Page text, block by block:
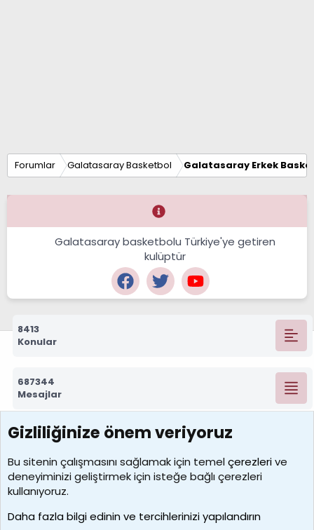
Forumlar Galatasaray Basketbol Galatasaray Erkek
Galatasaray basketbolu Türkiye'ye getiren
kulüptür
8413
Konular
687344
Mesajlar
7390
Kullanıcılar
MosesBrownHayranı
Son üye
Gizliliğinize önem veriyoruz
Bu sitenin çalışmasını sağlamak için temelçerezlerive
deneyiminizi geliştirmek için isteğe bağlı çerezleri
kullanıyoruz.
Daha fazla bilgi edinin ve tercihlerinizi yapılandırın